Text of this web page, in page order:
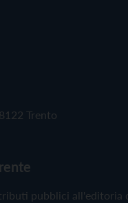
Trento
pubblici all'editoria